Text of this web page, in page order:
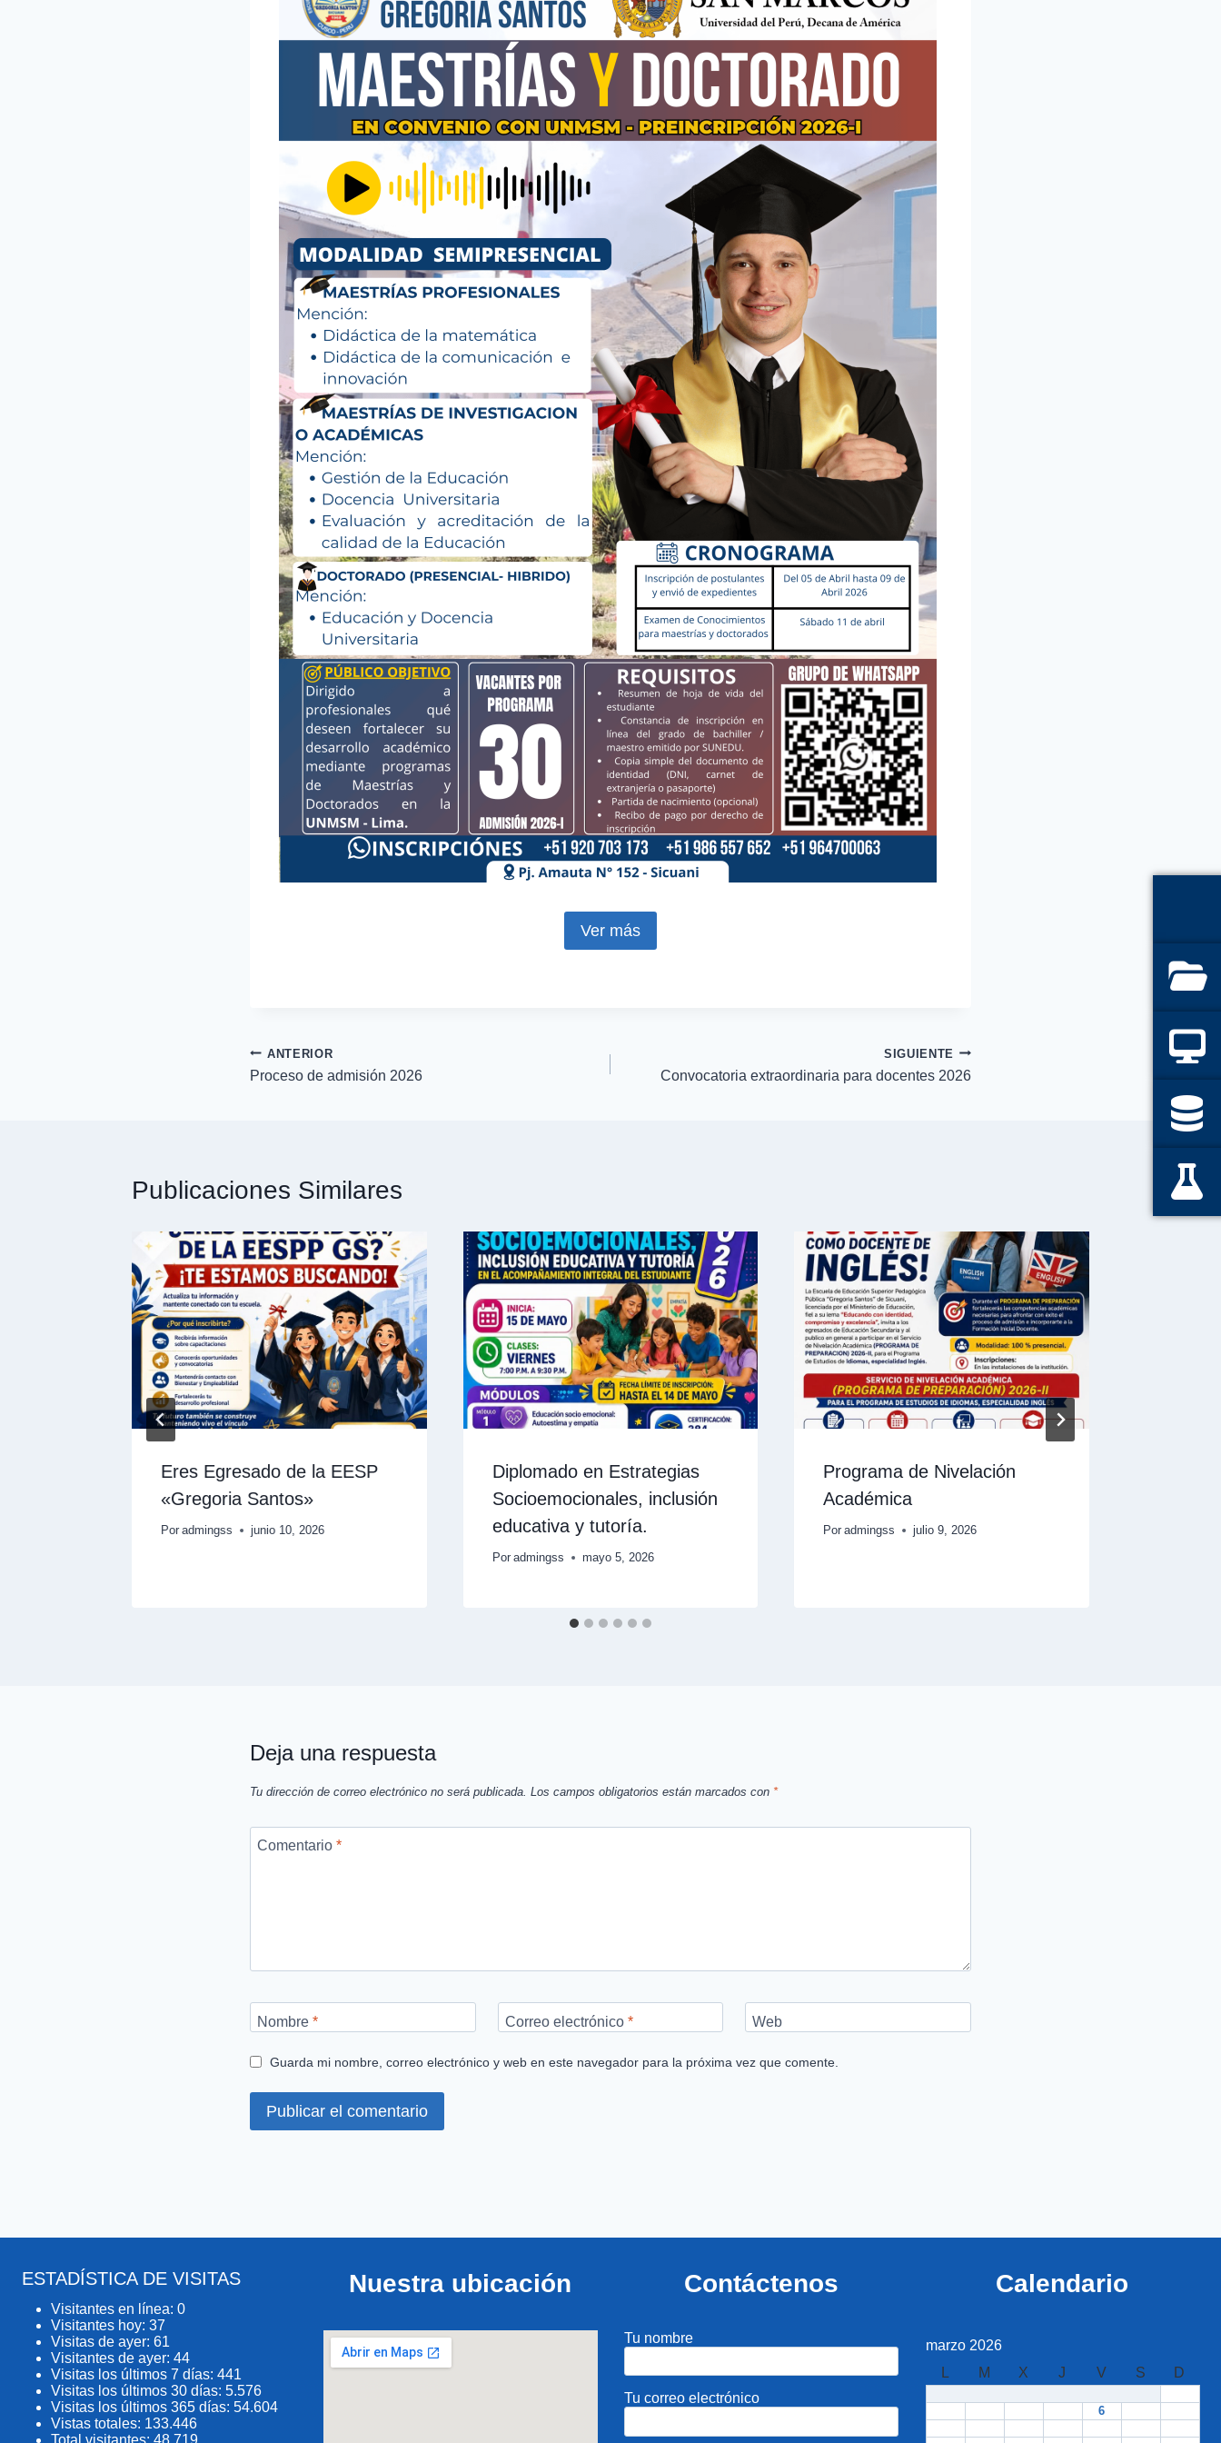
Ver más
Navegación
ANTERIOR
Proceso de admisión 2026
SIGUIENTE
Convocatoria extraordinaria para docentes 2026
Publicaciones Similares
Eres Egresado de la EESP
«Gregoria Santos»
Por admingss junio 10, 2026
Diplomado en Estrategias
Socioemocionales, inclusión
educativa y tutoría.
Por admingss mayo 5, 2026
Programa de Nivelación
Académica
Por admingss julio 9, 2026
Deja una respuesta
Tu dirección de correo electrónico no será publicada. Los campos obligatorios están marcados con *
Comentario *
Nombre * Correo electrónico * Web
Guarda mi nombre, correo electrónico y web en este navegador para la próxima vez que comente.
ESTADÍSTICA DE VISITAS
Visitantes en línea: 0
Visitantes hoy: 37
Visitas de ayer: 61
Visitantes de ayer: 44
Visitas los últimos 7 días: 441
Visitas los últimos 30 días: 5.576
Visitas los últimos 365 días: 54.604
Vistas totales: 133.446
Total visitantes: 48.719
Nuestra ubicación Contáctenos
Tu nombre
Tu correo electrónico
Calendario
marzo 2026
L
M X J V S D
6